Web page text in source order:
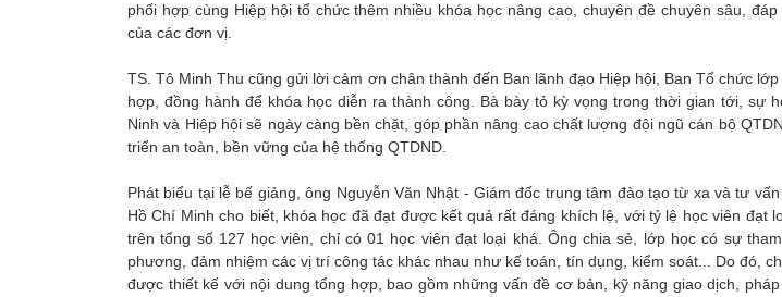
phối hợp cùng Hiệp hội tổ chức thêm nhiều khóa học nâng cao, chuyên đề chuyên sâu,
của các đơn vị.
TS. Tô Minh Thu cũng gửi lời cảm ơn chân thành đến Ban lãnh đạo Hiệp hội, Ban Tổ chức
hợp, đồng hành để khóa học diễn ra thành công. Bà bày tỏ kỳ vọng trong thời gian tới, sự
Ninh và Hiệp hội sẽ ngày càng bền chặt, góp phần nâng cao chất lượng đội ngũ cán bộ
triển an toàn, bền vững của hệ thống QTDND.
Phát biểu tại lễ bế giảng, ông Nguyễn Văn Nhật - Giám đốc trung tâm đào tạo từ xa và tư
Hồ Chí Minh cho biết, khóa học đã đạt được kết quả rất đáng khích lệ, với tỷ lệ học viên đạt
trên tổng số 127 học viên, chỉ có 01 học viên đạt loại khá. Ông chia sẻ, lớp học có sự
phương, đảm nhiệm các vị trí công tác khác nhau như kế toán, tín dụng, kiểm soát... Do đó,
được thiết kế với nội dung tổng hợp, bao gồm những vấn đề cơ bản, kỹ năng giao dịch,